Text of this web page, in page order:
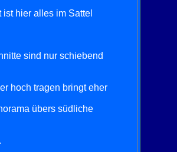
hier alles im Sattel
sind nur schiebend
hoch tragen bringt eher
übers südliche